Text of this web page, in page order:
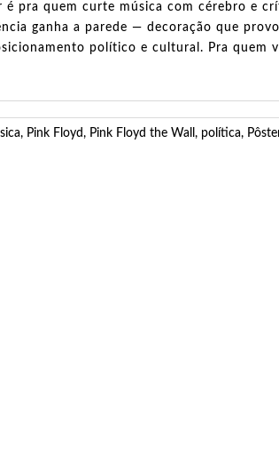
é pra quem curte música com cérebro e
ganha a parede — decoração que
político e cultural. Pra quem
, Pink Floyd, Pink Floyd the Wall , política,